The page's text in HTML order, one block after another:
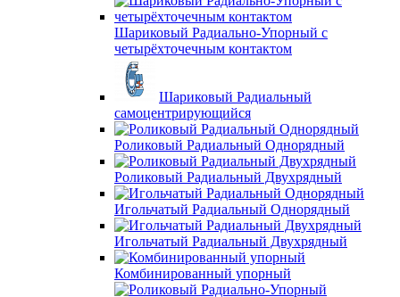
Шариковый Радиально-Упорный с
четырёхточечным контактом
Шариковый Радиальный
самоцентрирующийся
Роликовый Радиальный Однорядный
Роликовый Радиальный Двухрядный
Игольчатый Радиальный Однорядный
Игольчатый Радиальный Двухрядный
Комбинированный упорный